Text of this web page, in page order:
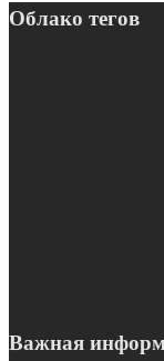
Облако тегов
Важная